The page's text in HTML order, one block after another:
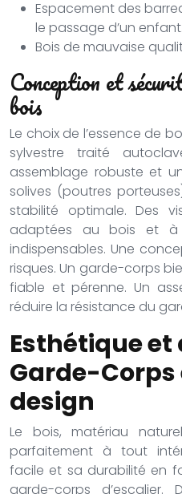
Espacement des
le passage d’un enfant.
Bois de mauvaise
Conception et
bois
Le choix de l’essence de
sylvestre traité
assemblage robuste et
solives (poutres
stabilité optimale. Des
adaptées au bois et à
indispensables. Une
risques. Un garde-corps
fiable et pérenne. Un
réduire la résistance du
Esthétique
Garde-Corps
design
Le bois, matériau
parfaitement à tout
facile et sa durabilité en
garde-corps d’escalier.